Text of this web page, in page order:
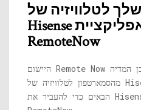
לטלוויזיה של
Hisense באמצעות אפליקציית
RemoteNow
היישום Remote Now מאפשר לך להפעיל את תוכן המדיה
מהסמארטפון לטלוויזיה של Hisense. בצע את הצעדים
הבאים כדי להעביר את Hisense TV דרך אפליקציית